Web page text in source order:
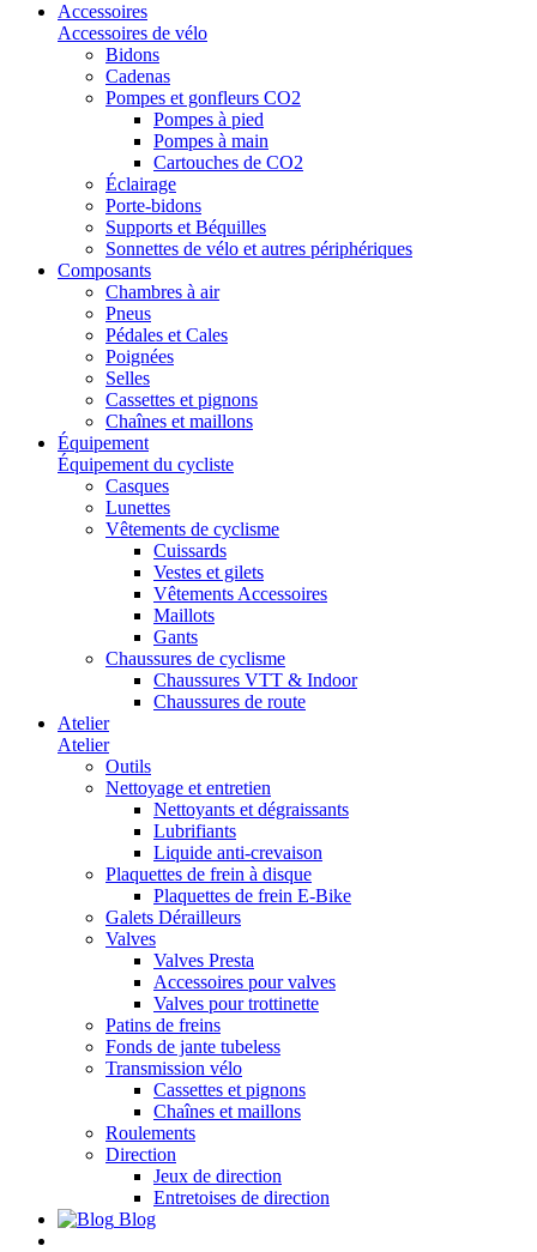
Accessoires
Accessoires de vélo
Bidons
Cadenas
Pompes et gonfleurs CO2
Pompes à pied
Pompes à main
Cartouches de CO2
Éclairage
Porte-bidons
Supports et Béquilles
Sonnettes de vélo et autres périphériques
Composants
Chambres à air
Pneus
Pédales et Cales
Poignées
Selles
Cassettes et pignons
Chaînes et maillons
Équipement
Équipement du cycliste
Casques
Lunettes
Vêtements de cyclisme
Cuissards
Vestes et gilets
Vêtements Accessoires
Maillots
Gants
Chaussures de cyclisme
Chaussures VTT & Indoor
Chaussures de route
Atelier
Atelier
Outils
Nettoyage et entretien
Nettoyants et dégraissants
Lubrifiants
Liquide anti-crevaison
Plaquettes de frein à disque
Plaquettes de frein E-Bike
Galets Dérailleurs
Valves
Valves Presta
Accessoires pour valves
Valves pour trottinette
Patins de freins
Fonds de jante tubeless
Transmission vélo
Cassettes et pignons
Chaînes et maillons
Roulements
Direction
Jeux de direction
Entretoises de direction
Blog